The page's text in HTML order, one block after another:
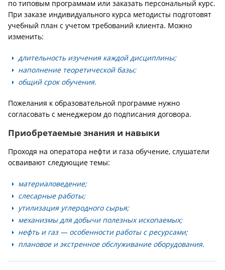
по типовым программам или заказать персональный курс.
При заказе индивидуального курса методисты подготовят
учебный план с учетом требований клиента. Можно
изменить:
длительность изучения каждой дисциплины;
наполнение теоретической базы;
общий срок обучения.
Пожелания к образовательной программе нужно
согласовать с менеджером до подписания договора.
Приобретаемые знания и навыки
Проходя на оператора нефти и газа обучение, слушатели
осваивают следующие темы:
материаловедение;
слесарные работы;
утилизация углеродного сырья;
механизмы для добычи полезных ископаемых;
нефть и газ — особенности работы с ресурсами;
плановое и экстренное обслуживание оборудования.